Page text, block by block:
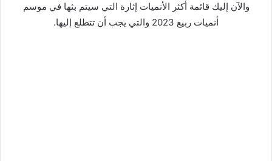
والآن إليك قائمة أكثر الأنميات إثارة التي سيتم بثها في موسم
أنميات ربيع 2023 والتي يجب أن تتطلع إليها.